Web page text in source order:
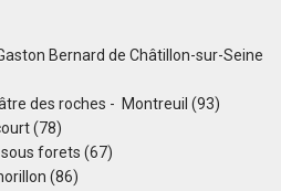
Bernard de Châtillon-sur-Seine
des roches - Montreuil (93)
(78)
forets (67)
(86)